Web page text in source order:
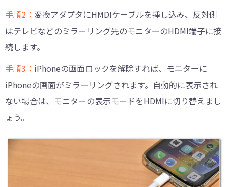
手順2： 変換アダプタにHMDIケーブルを挿し込み、反対側
はテレビなどのミラーリング先のモニターのHDMI端子に接
続します。
手順3： iPhoneの画面ロックを解除すれば、モニターに
iPhoneの画面がミラーリングされます。自動的に表示され
ない場合は、モニターの表示モードをHDMIに切り替えまし
ょう。